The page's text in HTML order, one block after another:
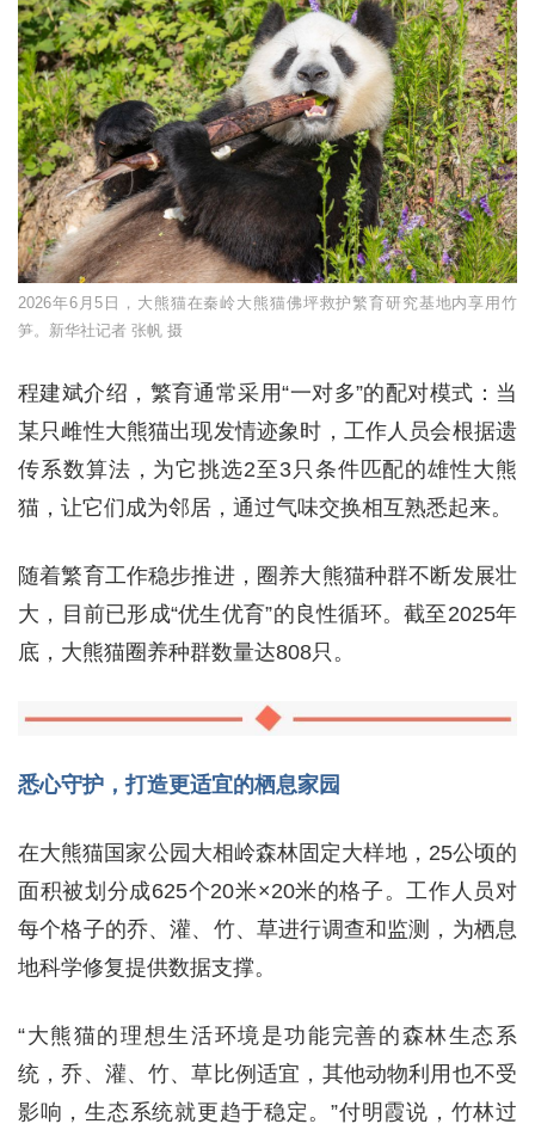
2026年6月5日，大熊猫在秦岭⼤熊猫佛坪救护繁育研究基地内享用竹
笋。新华社记者 张帆 摄
程建斌介绍，繁育通常采用“一对多”的配对模式：当
某只雌性大熊猫出现发情迹象时，工作人员会根据遗
传系数算法，为它挑选2至3只条件匹配的雄性大熊
猫，让它们成为邻居，通过气味交换相互熟悉起来。
随着繁育工作稳步推进，圈养大熊猫种群不断发展壮
大，目前已形成“优生优育”的良性循环。截至2025年
底，大熊猫圈养种群数量达808只。
悉心守护，打造更适宜的栖息家园
在大熊猫国家公园大相岭森林固定大样地，25公顷的
面积被划分成625个20米×20米的格子。工作人员对
每个格子的乔、灌、竹、草进行调查和监测，为栖息
地科学修复提供数据支撑。
“大熊猫的理想生活环境是功能完善的森林生态系
统，乔、灌、竹、草比例适宜，其他动物利用也不受
影响，生态系统就更趋于稳定。”付明霞说，竹林过